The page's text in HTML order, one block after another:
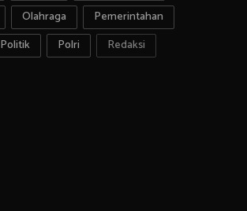
Olahraga
Pemerintahan
Politik Polri Redaksi